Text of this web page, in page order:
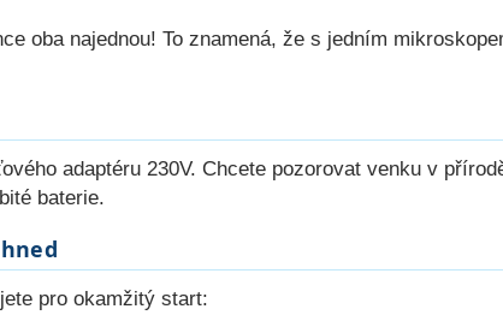
oba najednou! To znamená, že s jedním
adaptéru 230V. Chcete pozorovat venku v
baterie.
pro okamžitý start: